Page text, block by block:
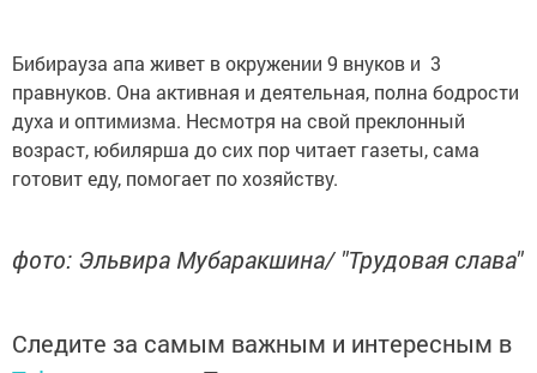
Бибирауза апа живет в окружении 9 внуков и 3
правнуков. Она активная и деятельная, полна бодрости
духа и оптимизма. Несмотря на свой преклонный
возраст, юбилярша до сих пор читает газеты, сама
готовит еду, помогает по хозяйству.
фото: Эльвира Мубаракшина/ "Трудовая слава"
Следите за самым важным и интересным в